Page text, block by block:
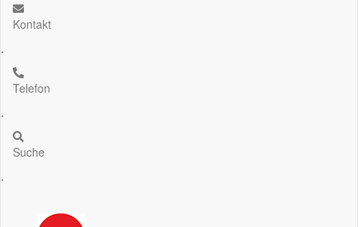
Kontakt
.
Telefon
.
Suche
.